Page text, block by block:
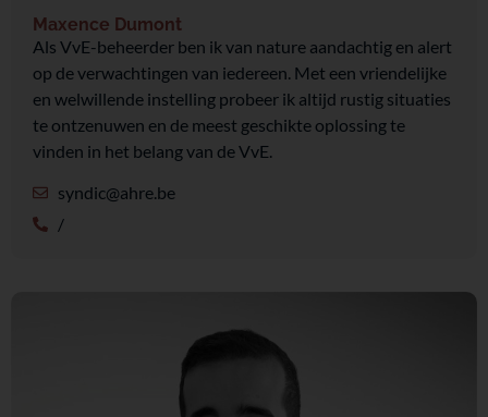
Maxence Dumont
Als VvE-beheerder ben ik van nature aandachtig en alert
op de verwachtingen van iedereen. Met een vriendelijke
en welwillende instelling probeer ik altijd rustig situaties
te ontzenuwen en de meest geschikte oplossing te
vinden in het belang van de VvE.
syndic@ahre.be
/